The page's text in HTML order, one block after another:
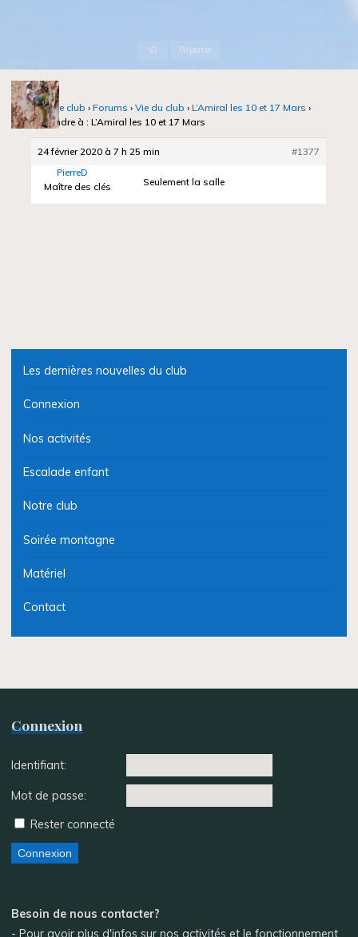
AccueilRéponse
Notre club › Forums › Vie du club › L’Amiral les 10 et 17 Mars ›
Répondre à : L’Amiral les 10 et 17 Mars
24 février 2020 à 7 h 25 min
#1377
PierreD
Maître des clés
Seulement la salle
Les dernières nouvelles du club
Connexion
Nos activités
Escalade enfant
Notre club
Soirée montagne
Matériel
Contact
Connexion
Identifiant:
Mot de passe:
Rester connecté
Connexion
Besoin de nous contacter?
- Pour avoir plus d'infos sur nos activités et le fonctionnement